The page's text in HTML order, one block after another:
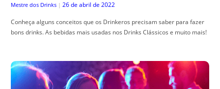
Mestre dos Drinks | 26 de abril de 2022
Conheça alguns conceitos que os Drinkeros precisam saber para fazer
bons drinks. As bebidas mais usadas nos Drinks Clássicos e muito mais!